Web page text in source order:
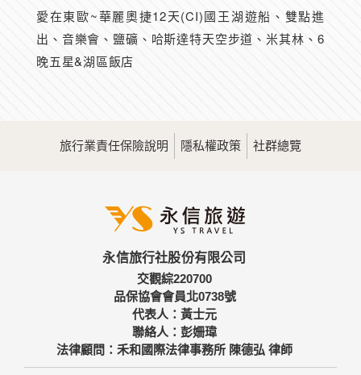
愛在東歐~華麗奧捷12天(CI)國王湖遊船、雙點進
出、音樂會、鹽礦、哈斯達特天空步道、米其林、6
晚五星&湖區飯店
旅行業責任保險說明 隱私權政策 社群總覽
永信旅行社股份有限公司
交觀綜220700
品保協會會員北0738號
代表人：黃士元
聯絡人：彭姍瑋
法律顧問：禾和國際法律事務所 陳德弘 律師